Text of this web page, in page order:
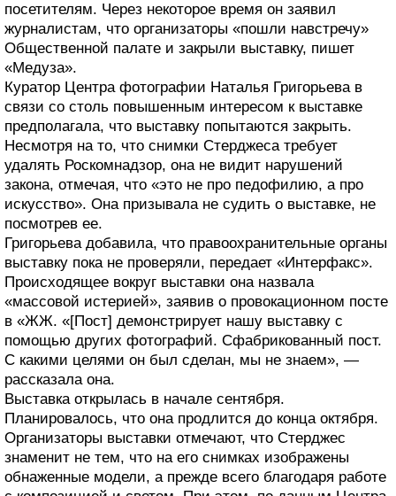
посетителям. Через некоторое время он заявил
журналистам, что организаторы «пошли навстречу»
Общественной палате и закрыли выставку, пишет
«Медуза».
Куратор Центра фотографии Наталья Григорьева в
связи со столь повышенным интересом к выставке
предполагала, что выставку попытаются закрыть.
Несмотря на то, что снимки Стерджеса требует
удалять Роскомнадзор, она не видит нарушений
закона, отмечая, что «это не про педофилию, а про
искусство». Она призывала не судить о выставке, не
посмотрев ее.
Григорьева добавила, что правоохранительные органы
выставку пока не проверяли, передает «Интерфакс».
Происходящее вокруг выставки она назвала
«массовой истерией», заявив о провокационном посте
в «ЖЖ. «[Пост] демонстрирует нашу выставку с
помощью других фотографий. Сфабрикованный пост.
С какими целями он был сделан, мы не знаем», —
рассказала она.
Выставка открылась в начале сентября.
Планировалось, что она продлится до конца октября.
Организаторы выставки отмечают, что Стерджес
знаменит не тем, что на его снимках изображены
обнаженные модели, а прежде всего благодаря работе